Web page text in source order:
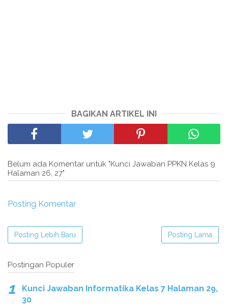
BAGIKAN ARTIKEL INI
Belum ada Komentar untuk "Kunci Jawaban PPKN Kelas 9
Halaman 26, 27"
Posting Komentar
Posting Lebih Baru Posting Lama
Postingan Populer
Kunci Jawaban Informatika Kelas 7 Halaman 29,
30